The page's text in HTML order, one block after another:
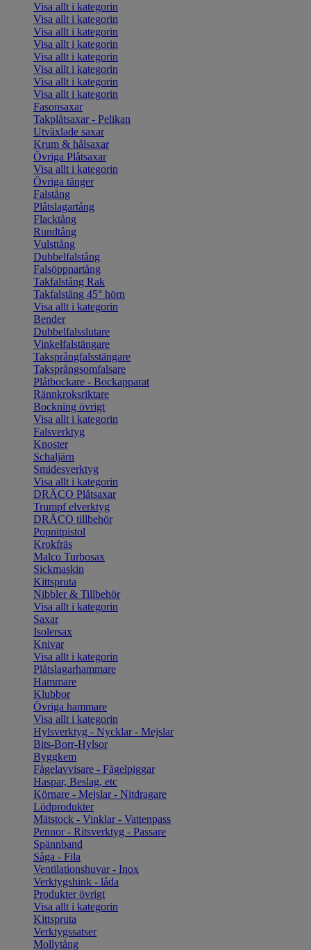
Visa allt i kategorin
Visa allt i kategorin
Visa allt i kategorin
Visa allt i kategorin
Visa allt i kategorin
Visa allt i kategorin
Visa allt i kategorin
Visa allt i kategorin
Fasonsaxar
Takplåtsaxar - Pelikan
Utväxlade saxar
Krum & hålsaxar
Övriga Plåtsaxar
Visa allt i kategorin
Övriga tänger
Falstång
Plåtslagartång
Flacktång
Rundtång
Vulsttång
Dubbelfalstång
Falsöppnartång
Takfalstång Rak
Takfalstång 45° hörn
Visa allt i kategorin
Bender
Dubbelfalsslutare
Vinkelfalstängare
Taksprångfalsstängare
Taksprångsomfalsare
Plåtbockare - Bockapparat
Rännkroksriktare
Bockning övrigt
Visa allt i kategorin
Falsverktyg
Knoster
Schaljärn
Smidesverktyg
Visa allt i kategorin
DRÄCO Plåtsaxar
Trumpf elverktyg
DRÄCO tillbehör
Popnitpistol
Krokfräs
Malco Turbosax
Sickmaskin
Kittspruta
Nibbler & Tillbehör
Visa allt i kategorin
Saxar
Isolersax
Knivar
Visa allt i kategorin
Plåtslagarhammare
Hammare
Klubbor
Övriga hammare
Visa allt i kategorin
Hylsverktyg - Nycklar - Mejslar
Bits-Borr-Hylsor
Byggkem
Fågelavvisare - Fågelpiggar
Haspar, Beslag, etc
Körnare - Mejslar - Nitdragare
Lödprodukter
Mätstock - Vinklar - Vattenpass
Pennor - Ritsverktyg - Passare
Spännband
Såga - Fila
Ventilationshuvar - Inox
Verktygshink - låda
Produkter övrigt
Visa allt i kategorin
Kittspruta
Verktygssatser
Mollytång